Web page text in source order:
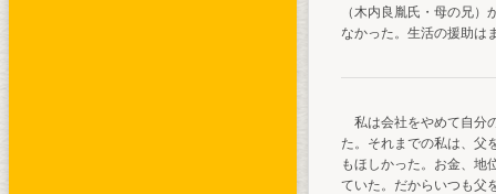
（木内良胤氏・母の兄
なかった。生活の援助は
私は会社をやめて自分
た。それまでの私は、父
もほしかった。お金、
ていた。だからいつも父